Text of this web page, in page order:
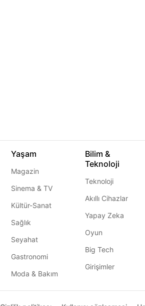
Yaşam
Magazin
Sinema & TV
Kültür-Sanat
Sağlık
Seyahat
Gastronomi
Moda & Bakım
Bilim &
Teknoloji
Teknoloji
Akıllı Cihazlar
Yapay Zeka
Oyun
Big Tech
Girişimler